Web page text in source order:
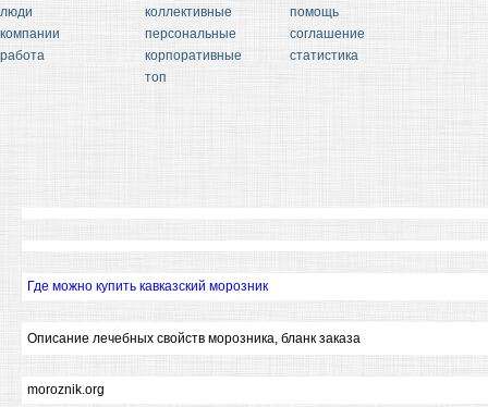
люди
компании
работа
коллективные
персональные
корпоративные
топ
помощь
соглашение
статистика
Где можно купить кавказский морозник
Описание лечебных свойств морозника, бланк заказа
moroznik.org